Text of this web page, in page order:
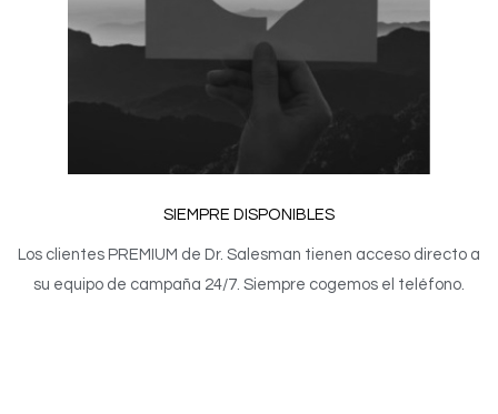
SIEMPRE DISPONIBLES
Los clientes PREMIUM de Dr. Salesman tienen acceso directo a
su equipo de campaña 24/7. Siempre cogemos el teléfono.